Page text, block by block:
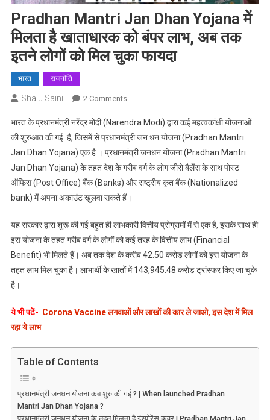
Pradhan Mantri Jan Dhan Yojana में
मिलता है खाताधारक को बंपर लाभ, अब तक
इतने लोगों को मिल चुका फायदा
भारत राजनीति
Shalu Saini 2 CommentsOn
Mantri
Jan
Dhan
Yojana
में
मिलता
खाताधारक
को
बंपर
लाभ,
इतने
मिल
भारत के प्रधानमंत्री नरेंद्र मोदी (Narendra Modi) द्वारा कई महत्वकांक्षी योजनाओं
की शुरुआत की गई है, जिसमें से प्रधानमंत्री जन धन योजना (Pradhan Mantri
Jan Dhan Yojana) एक है । प्रधानमंत्री जनधन योजना (Pradhan Mantri
Jan Dhan Yojana) के तहत देश के गरीब वर्ग के लोग जीरो बैलेंस के साथ पोस्ट
ऑफिस (Post Office) बैंक (Banks) और राष्ट्रीय कृत बैंक (Nationalized
bank) में अपना अकाउंट खुलवा सकते हैं।
यह सरकार द्वारा शुरू की गई बहुत ही लाभकारी वित्तीय प्रोग्रामों में से एक है, इसके साथ ही
इस योजना के तहत गरीब वर्ग के लोगों को कई तरह के वित्तीय लाभ (Financial
Benefit) भी मिलते हैं। अब तक देश के करीब 42.50 करोड़ लोगों को इस योजना के
तहत लाभ मिल चुका है। लाभार्थी के खातों में 143,945.48 करोड़ ट्रांस्फर किए जा चुके
है।
ये भी पढें- Corona Vaccine लगवाओं और लाखों की कार ले जाओ, इस देश में मिल
रहा ये लाभ
Table of Contents
प्रधानमंत्री जनधन योजना कब शुरु की गई ? | When launched Pradhan
Mantri Jan Dhan Yojana ?